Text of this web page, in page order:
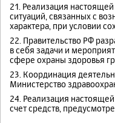
21. Реализация
ситуаций, связанных с
характера, при условии
22. Правительство РФ
в себя задачи и
сфере охраны здоровья
23. Координация
Министерство
24. Реализация
счет средств,